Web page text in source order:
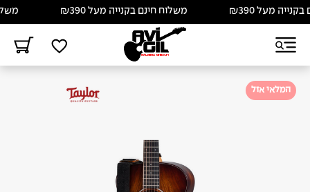
מעל ₪390 משלוח חינם בקנייה מעל ₪390
המלאי אזל